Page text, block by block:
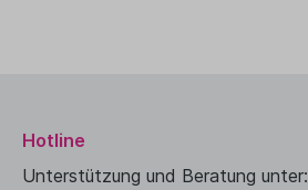
Hotline
Unterstützung und Beratung unter: